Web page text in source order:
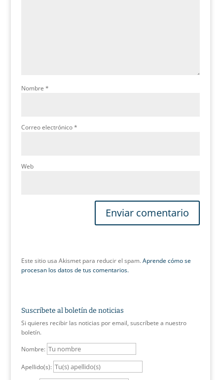
Nombre *
Correo electrónico*
Web
Este sitio usa Akismet para reducir el spam.Aprende cómo se
procesan los datos de tus comentarios.
Suscríbete al boletín de noticias
Si quieres recibir las noticias por email, suscríbete a nuestro
boletín.
Nombre:
Apellido(s):